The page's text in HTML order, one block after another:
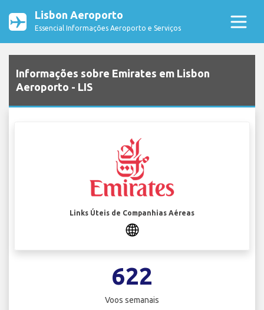
Lisbon Aeroporto
Essencial Informações Aeroporto e Serviços
Informações sobre Emirates em Lisbon
Aeroporto - LIS
Links Úteis de Companhias Aéreas
622
Voos semanais